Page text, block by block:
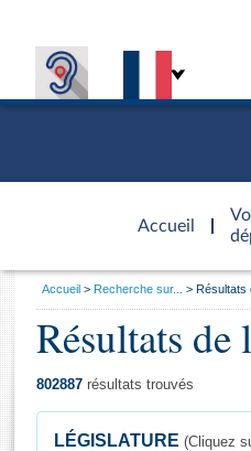
Accueil
d'accueil
Général
Vous
Accueil Recherche sur... Résultats
Résultats de
802887 résultats trouvés
LÉGISLATURE (Cliquez